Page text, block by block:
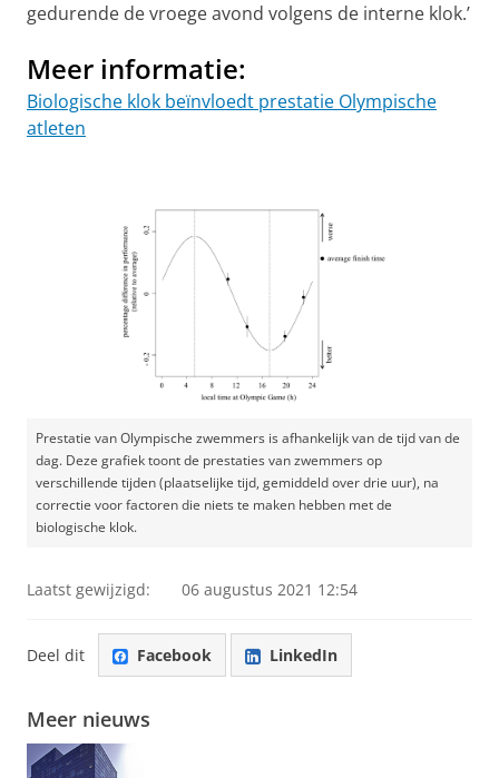
gedurende de vroege avond volgens de interne klok.’
Meer informatie:
Biologische klok beïnvloedt prestatie Olympische
atleten
Prestatie van Olympische zwemmers is afhankelijk van de tijd van de
dag. Deze grafiek toont de prestaties van zwemmers op
verschillende tijden (plaatselijke tijd, gemiddeld over drie uur), na
correctie voor factoren die niets te maken hebben met de
biologische klok.
Laatst gewijzigd: 06 augustus 2021 12:54
Deel dit Facebook LinkedIn
Meer nieuws